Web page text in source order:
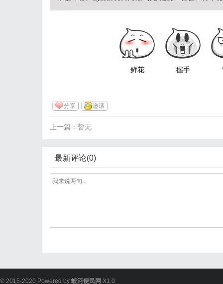
鲜花 握手
分享 邀请
上一篇：暂无
最新评论(0)
© 2015-2020 Powered by 蛟河便民网 X1.0